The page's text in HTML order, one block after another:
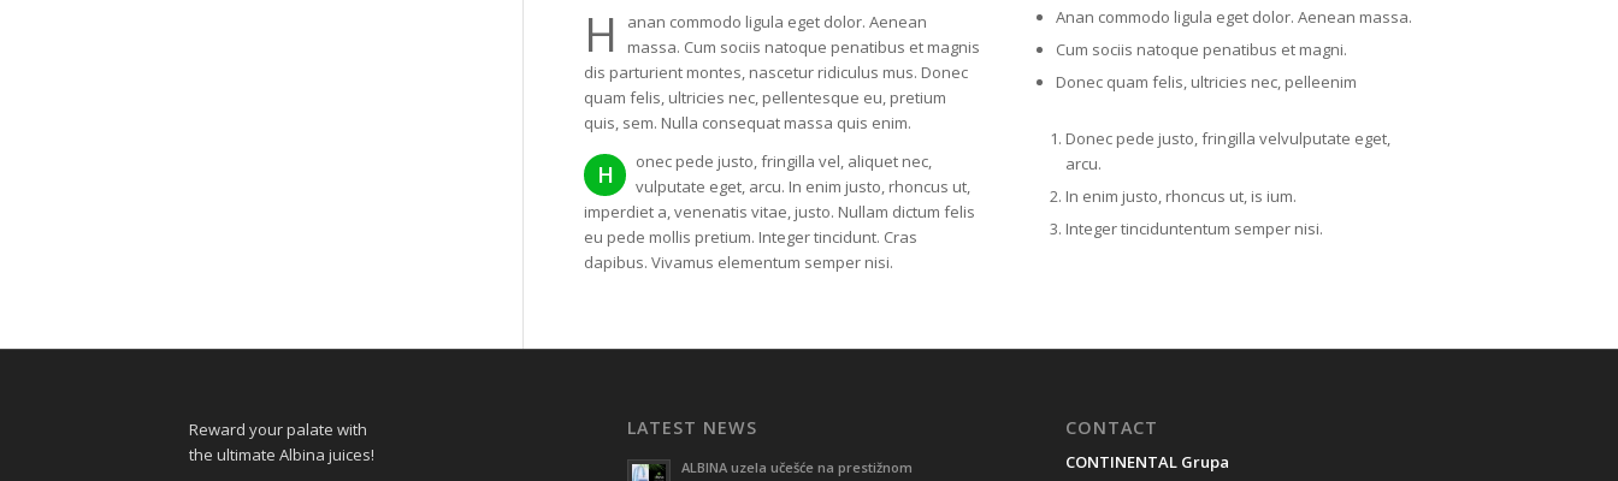
H
anan commodo ligula eget dolor. Aenean
massa. Cum sociis natoque penatibus et magnis
dis parturient montes, nascetur ridiculus mus. Donec
quam felis, ultricies nec, pellentesque eu, pretium
quis, sem. Nulla consequat massa quis enim.
H
onec pede justo, fringilla vel, aliquet nec,
vulputate eget, arcu. In enim justo, rhoncus ut,
imperdiet a, venenatis vitae, justo. Nullam dictum felis
eu pede mollis pretium. Integer tincidunt. Cras
dapibus. Vivamus elementum semper nisi.
Anan commodo ligula eget dolor. Aenean massa.
Cum sociis natoque penatibus et magni.
Donec quam felis, ultricies nec, pelleenim
Donec pede justo, fringilla velvulputate eget,
arcu.
In enim justo, rhoncus ut, is ium.
Integer tinciduntentum semper nisi.
Reward your palate with
the ultimate Albina juices!
LATEST NEWS
ALBINA uzela učešće na prestižnom
CONTACT
CONTINENTAL Grupa